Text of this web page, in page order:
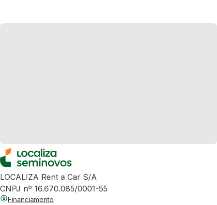
LOCALIZA Rent a Car S/A
CNPJ nº 16.670.085/0001-55
Financiamento